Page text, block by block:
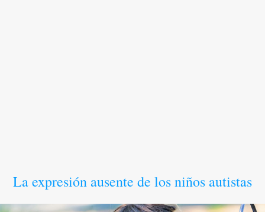
La expresión ausente de los niños autistas